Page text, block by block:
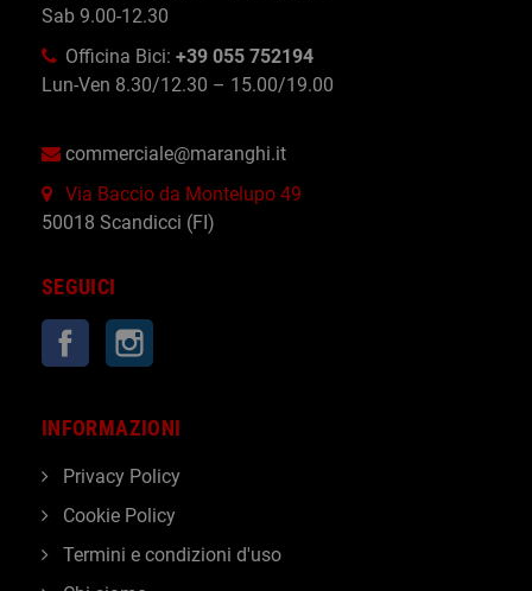
Sab 9.00-12.30
Officina Bici: +39 055 752194
Lun-Ven 8.30/12.30 – 15.00/19.00
commerciale@maranghi.it
Via Baccio da Montelupo 49
50018 Scandicci (FI)
SEGUICI
Facebook
INFORMAZIONI
Privacy Policy
Cookie Policy
Termini e condizioni d'uso